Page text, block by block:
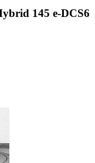
145 e-DCS6